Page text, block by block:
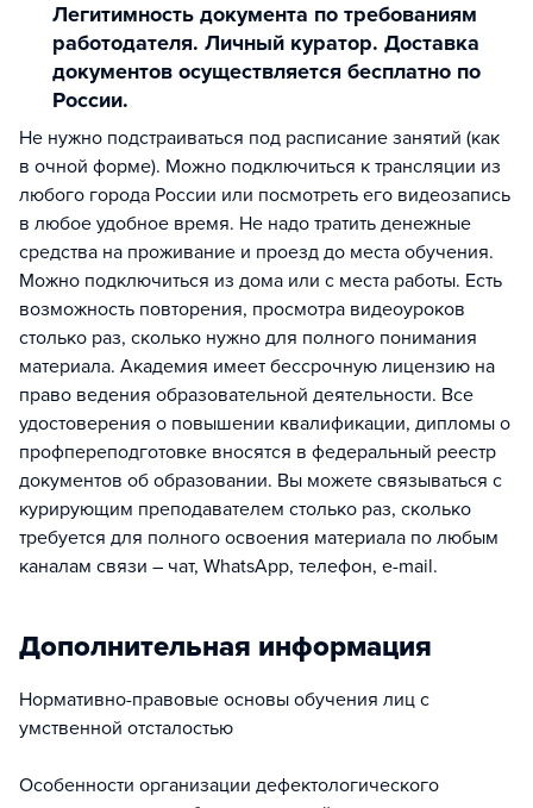
Легитимность документа по требованиям
работодателя. Личный куратор. Доставка
документов осуществляется бесплатно по
России.
Не нужно подстраиваться под расписание занятий (как
в очной форме). Можно подключиться к трансляции из
любого города России или посмотреть его видеозапись
в любое удобное время. Не надо тратить денежные
средства на проживание и проезд до места обучения.
Можно подключиться из дома или с места работы. Есть
возможность повторения, просмотра видеоуроков
столько раз, сколько нужно для полного понимания
материала. Академия имеет бессрочную лицензию на
право ведения образовательной деятельности. Все
удостоверения о повышении квалификации, дипломы о
профпереподготовке вносятся в федеральный реестр
документов об образовании. Вы можете связываться с
курирующим преподавателем столько раз, сколько
требуется для полного освоения материала по любым
каналам связи – чат, WhatsApp, телефон, e-mail.
Дополнительная информация
Нормативно-правовые основы обучения лиц с
умственной отсталостью
Особенности организации дефектологического